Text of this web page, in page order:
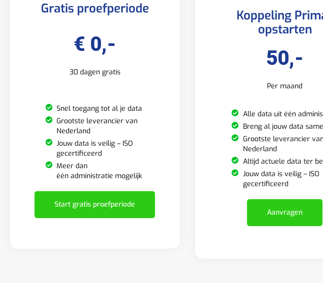
Gratis proefperiode
€ 0,-
30 dagen gratis
Snel toegang tot al je data
Grootste leverancier van
Nederland
Jouw data is veilig – ISO
gecertificeerd
Meer dan
één administratie mogelijk
Start gratis proefperiode
Koppeling
opstarten
50,-
Per maand
Alle data uit één
Breng al jouw data
Grootste leverancier
Nederland
Altijd actuele data ter
Jouw data is veilig – ISO
gecertificeerd
Aanvragen